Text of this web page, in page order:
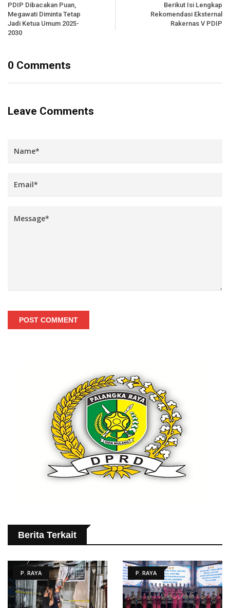
PDIP Dibacakan Puan,
Megawati Diminta Tetap
Jadi Ketua Umum 2025-
2030
Berikut Isi Lengkap
Rekomendasi Eksternal
Rakernas V PDIP
0 Comments
Leave Comments
POST COMMENT
Berita Terkait
P. RAYA P. RAYA